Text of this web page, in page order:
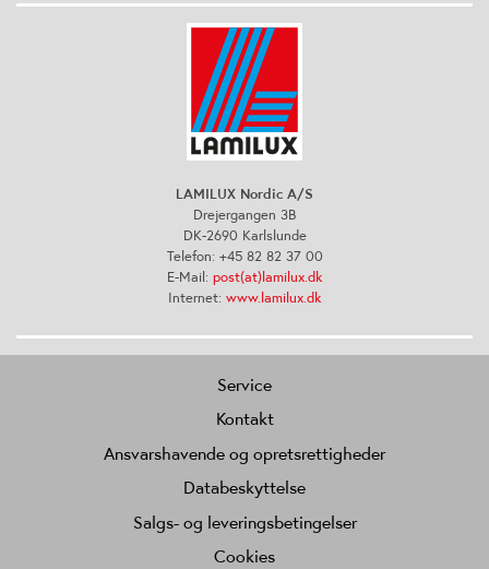
LAMILUX Nordic A/S
Drejergangen 3B
DK-2690 Karlslunde
Telefon: +45 82 82 37 00
E-Mail: post(at)lamilux.dk
Internet: www.lamilux.dk
Service
Kontakt
Ansvarshavende og opretsrettigheder
Databeskyttelse
Salgs- og leveringsbetingelser
Cookies